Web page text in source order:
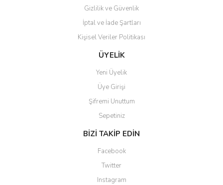
Gönder
Gizlilik ve Güvenlik
İptal ve İade Şartları
Kişisel Veriler Politikası
ÜYELİK
Yeni Üyelik
Üye Girişi
Şifremi Unuttum
Sepetiniz
BİZİ TAKİP EDİN
Facebook
Twitter
Instagram